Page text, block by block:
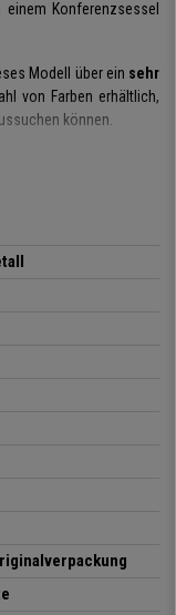
Konferenzsessel
Modell über ein sehr
von Farben erhältlich,
können.
zu schätzen.
Holz
Robustheit.
Meetings
Qualitätssessel dieser
und Vielseitigkeit.
jetzt zu einem